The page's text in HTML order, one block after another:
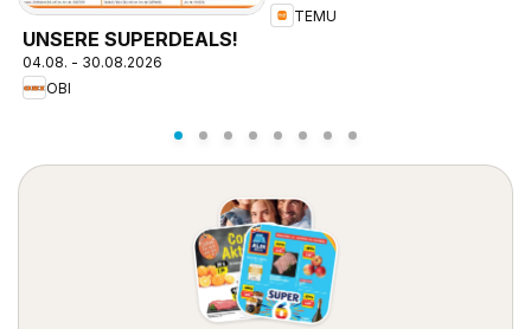
UNSERE SUPERDEALS!
04.08. - 30.08.2026
OBI
TEMU